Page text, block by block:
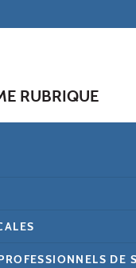
RUBRIQUE
DE